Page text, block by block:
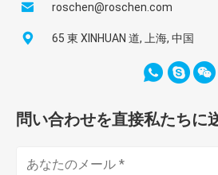
roschen@roschen.com
65 東 XINHUAN 道, 上海, 中国
問い合わせを直接私たちに